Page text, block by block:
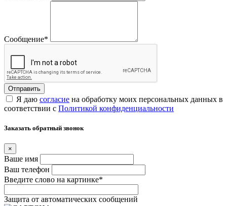
Сообщение*
Я даю согласие на обработку моих персональных данных в
соответствии с Политикой конфиденциальности
Заказать обратный звонок
×
Ваше имя
Ваш телефон
Введите слово на картинке*
Защита от автоматических сообщений